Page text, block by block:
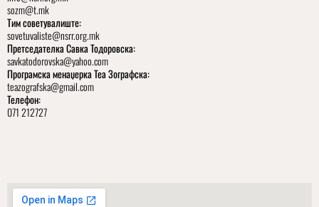
sozm@t.mk
Тим советувалиште:
sovetuvaliste@nsrr.org.mk
Претседателка Савка Тодоровска:
savkatodorovska@yahoo.com
Програмска менаџерка Теа Зографска:
teazografska@gmail.com
Телефон:
071 212727